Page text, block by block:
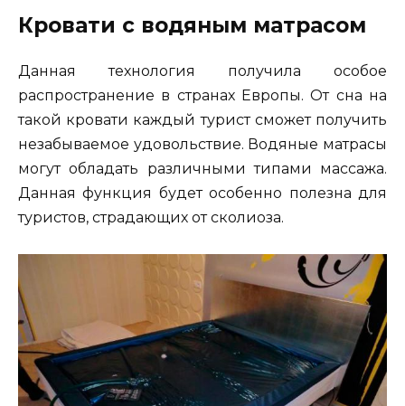
Кровати с водяным матрасом
Данная технология получила особое
распространение в странах Европы. От сна на
такой кровати каждый турист сможет получить
незабываемое удовольствие. Водяные матрасы
могут обладать различными типами массажа.
Данная функция будет особенно полезна для
туристов, страдающих от сколиоза.